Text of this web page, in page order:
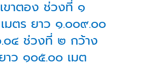
ขาตอง ช่วงที่ ๑
มตร ยาว ๑.๐๐๙.๐๐
๐๔ ช่วงที่ ๒ กว้าง
าว ๑๐๕.๐๐ เมต